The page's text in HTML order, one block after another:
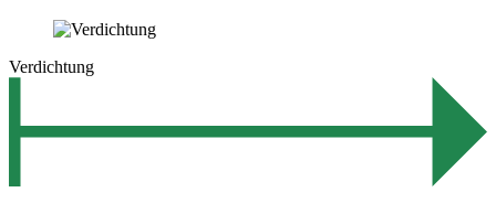
Verdichtung